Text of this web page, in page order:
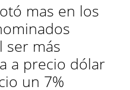
mas en los
ser más
a precio dólar
un 7%